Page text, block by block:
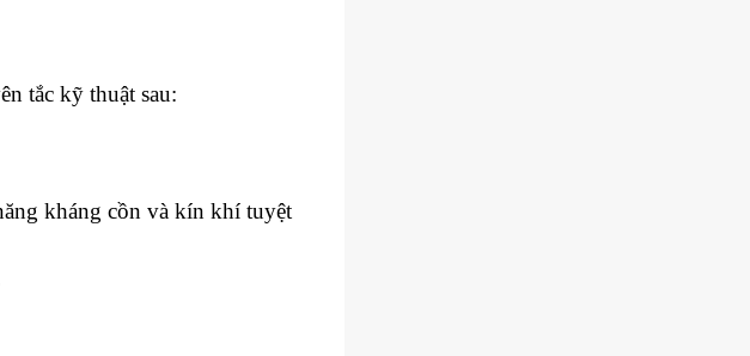
tắc kỹ thuật sau:
kháng cồn và kín khí tuyệt